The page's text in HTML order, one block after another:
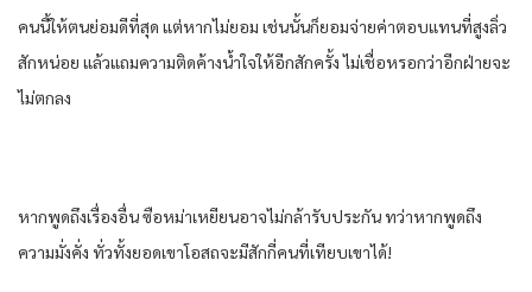
คน​นี้​ให้​ตน​ย่อ​มดี​ที่สุด​ แต่​หาก​ไม่ยอม​ เช่นนั้น​ก็​ยอม​จ่าย​ค่าตอบแทน​ที่​สูงลิ่ว​
สักหน่อย​ แล้ว​แถมความ​ติดค้าง​น้ำใจ​ให้​อีก​สักครั้ง​ ไม่เชื่อ​หรอ​กว่า​อีก​ฝ่าย​จะ
ไม่ตกลง​
หาก​พูดถึง​เรื่อง​อื่น​ ซือ​หม่า​เหยียน​อาจ​ไม่กล้า​รับประกัน​ ทว่า​หาก​พูดถึง​
ความมั่งคั่ง​ ทั่ว​ทั้ง​ยอดเขา​โอสถ​จะมีสัก​กี่​คน​ที่​เทียบ​เขา​ได้​!